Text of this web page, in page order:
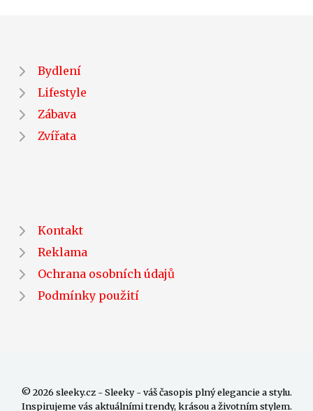
Bydlení
Lifestyle
Zábava
Zvířata
Kontakt
Reklama
Ochrana osobních údajů
Podmínky použití
© 2026 sleeky.cz - Sleeky - váš časopis plný elegancie a stylu.
Inspirujeme vás aktuálními trendy, krásou a životním stylem.